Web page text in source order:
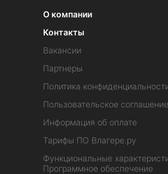
О компании
Контакты
Вакансии
Партнеры
Политика
Пользовательское соглашение
Информация об оплате
Тарифы ПО Влагере.ру
Функциональные
Программное обеспечение